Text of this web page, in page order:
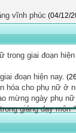
vĩnh phúc (04/12/
trong giai đoạn hiện
đoạn hiện nay.
hóa cho phụ nữ ở
mừng ngày phụ
giảng dạy môn